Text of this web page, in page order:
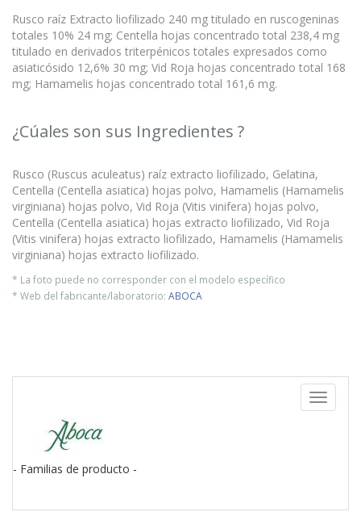
Rusco raíz Extracto liofilizado 240 mg titulado en ruscogeninas
totales 10% 24 mg; Centella hojas concentrado total 238,4 mg
titulado en derivados triterpénicos totales expresados como
asiaticósido 12,6% 30 mg; Vid Roja hojas concentrado total 168
mg; Hamamelis hojas concentrado total 161,6 mg.
¿Cúales son sus Ingredientes ?
Rusco (Ruscus aculeatus) raíz extracto liofilizado, Gelatina,
Centella (Centella asiatica) hojas polvo, Hamamelis (Hamamelis
virginiana) hojas polvo, Vid Roja (Vitis vinifera) hojas polvo,
Centella (Centella asiatica) hojas extracto liofilizado, Vid Roja
(Vitis vinifera) hojas extracto liofilizado, Hamamelis (Hamamelis
virginiana) hojas extracto liofilizado.
* La foto puede no corresponder con el modelo específico
* Web del fabricante/laboratorio: ABOCA
Toggle
- Familias de producto -